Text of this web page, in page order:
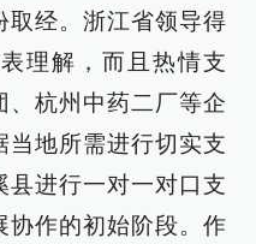
取经。浙江省领导得
理解，而且热情支
、杭州中药二厂等企
当地所需进行切实支
县进行一对一对口支
协作的初始阶段。作